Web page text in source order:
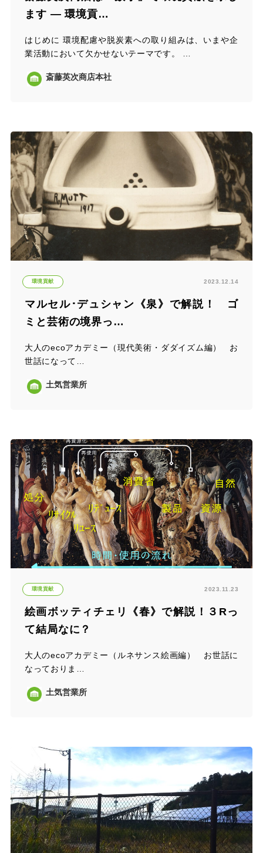
ます ― 環境貢…
はじめに 環境配慮や脱炭素への取り組みは、いまや企
業活動において欠かせないテーマです。 …
斎藤英次商店本社
環境貢献 2023.12.14
マルセル･デュシャン《泉》で解説！ ゴ
ミと芸術の境界っ…
大人のecoアカデミー（現代美術・ダダイズム編） お
世話になって…
土気営業所
環境貢献 2023.11.23
絵画ボッティチェリ《春》で解説！３Rっ
て結局なに？
大人のecoアカデミー（ルネサンス絵画編） お世話に
なっておりま…
土気営業所